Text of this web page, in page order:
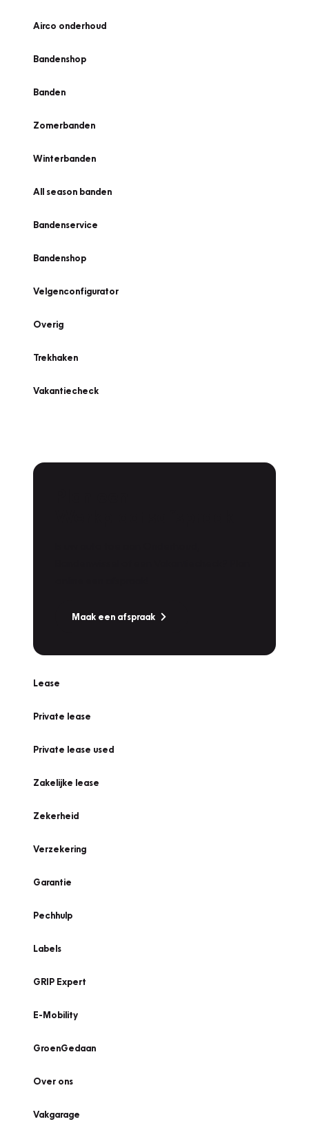
Airco onderhoud
Bandenshop
Banden
Zomerbanden
Winterbanden
All season banden
Bandenservice
Bandenshop
Velgenconfigurator
Overig
Trekhaken
Vakantiecheck
Maak een afspraak
Lease
Private lease
Private lease used
Zakelijke lease
Zekerheid
Verzekering
Garantie
Pechhulp
Labels
GRIP Expert
E-Mobility
GroenGedaan
Over ons
Vakgarage